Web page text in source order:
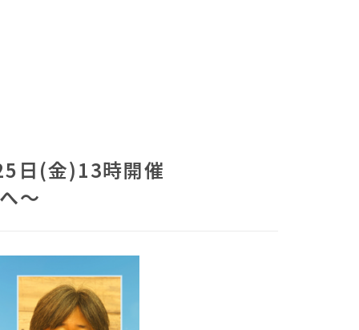
日(金)13時開催
～